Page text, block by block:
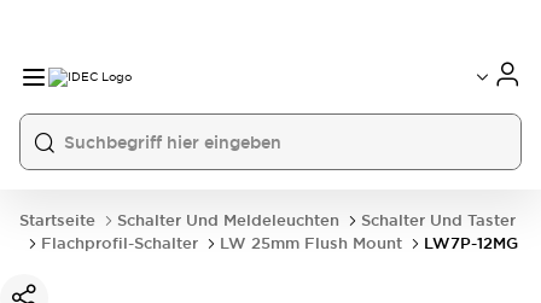
Startseite Schalter Und Meldeleuchten
Schalter Und Taster
Flachprofil-Schalter
LW 25mm Flush Mount LW7P-12MG